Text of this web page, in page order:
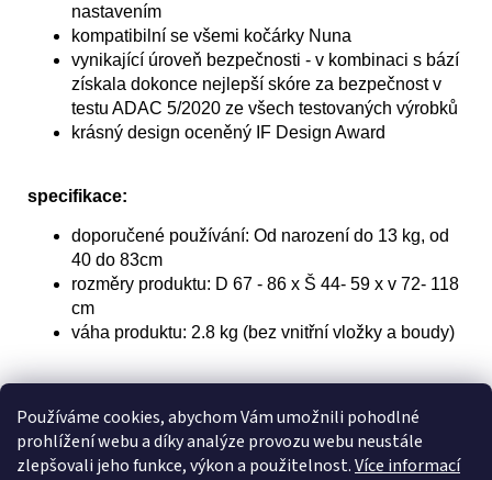
Používáme cookies, abychom Vám umožnili pohodlné
prohlížení webu a díky analýze provozu webu neustále
zlepšovali jeho funkce, výkon a použitelnost.Více informací
nastavením
kompatibilní se všemi kočárky Nuna
vynikající úroveň bezpečnosti - v kombinaci s bází
získala dokonce nejlepší skóre za bezpečnost v
testu ADAC 5/2020 ze všech testovaných výrobků
krásný design oceněný IF Design Award
specifikace:
doporučené používání: Od narození do 13 kg, od
40 do 83cm
rozměry produktu: D 67 - 86 x Š 44- 59 x v 72- 118
cm
váha produktu: 2.8 kg (bez vnitřní vložky a boudy)
Van der Valk Boumanweg 178 C
2352 JD Leiderdorp
Netherlands